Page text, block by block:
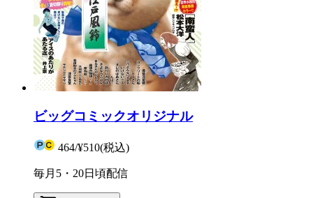
ビッグコミックオリジナル
464/¥510(税込)
毎月5・20日頃配信